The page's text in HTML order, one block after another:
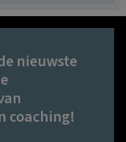
nieuwste
coaching!